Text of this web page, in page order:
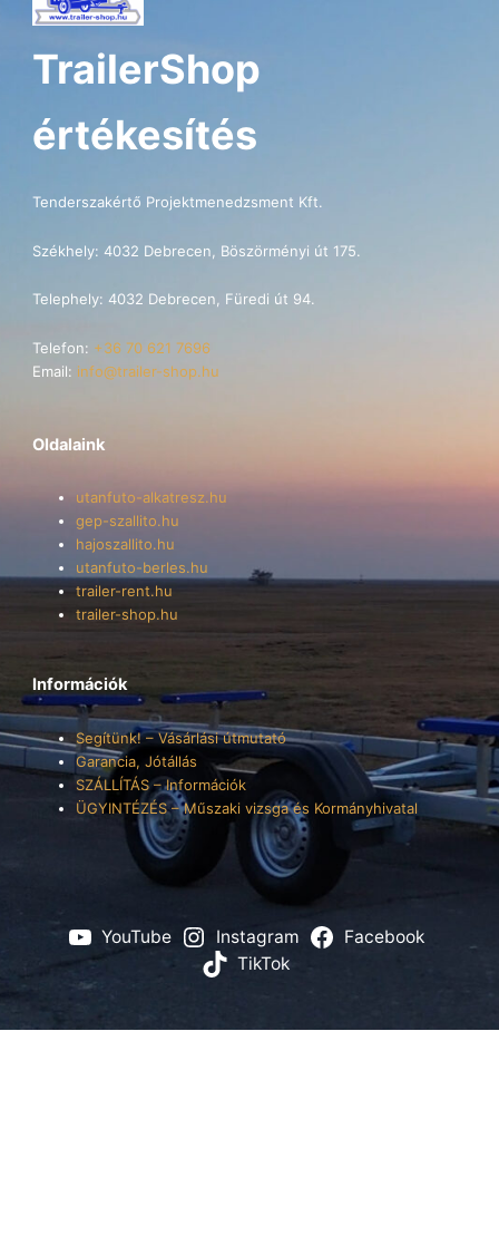
TrailerShop
értékesítés
Tenderszakértő Projektmenedzsment Kft.
Székhely: 4032 Debrecen, Böszörményi út 175.
Telephely: 4032 Debrecen, Füredi út 94.
Telefon: +36 70 621 7696
Email: info@trailer-shop.hu
Oldalaink
utanfuto-alkatresz.hu
gep-szallito.hu
hajoszallito.hu
utanfuto-berles.hu
trailer-rent.hu
trailer-shop.hu
Információk
Segítünk! – Vásárlási útmutató
Garancia, Jótállás
SZÁLLÍTÁS – Információk
ÜGYINTÉZÉS – Műszaki vizsga és Kormányhivatal
YouTube Instagram
Facebook
TikTok